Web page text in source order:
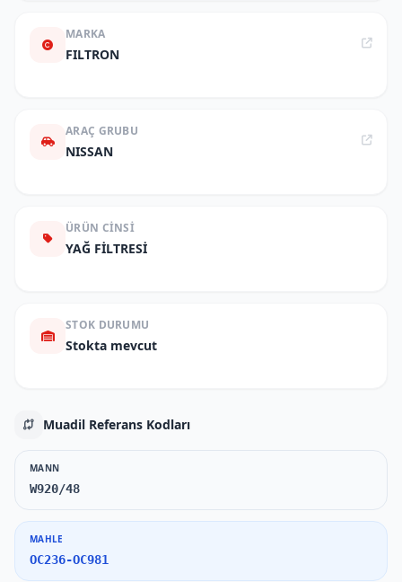
MARKA
FILTRON
ARAÇ GRUBU
NISSAN
ÜRÜN CINSI
YAĞ FİLTRESİ
STOK DURUMU
Stokta mevcut
Muadil Referans Kodları
MANN
W920/48
MAHLE
OC236-OC981